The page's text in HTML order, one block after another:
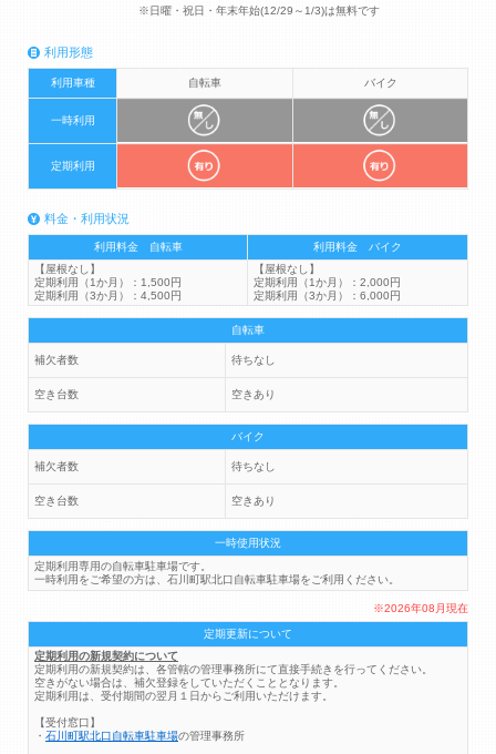
※日曜・祝日・年末年始(12/29～1/3)は無料です
利用形態
利用車種 自転車 バイク
一時利用
定期利用
料金・利用状況
利用料金 自転車
利用料金 バイク
【屋根なし】
定期利用（1か月）：1,500円
定期利用（3か月）：4,500円
【屋根なし】
定期利用（1か月）：2,000円
定期利用（3か月）：6,000円
自転車
補欠者数 待ちなし
空き台数 空きあり
バイク
補欠者数 待ちなし
空き台数 空きあり
一時使用状況
定期利用専用の自転車駐車場です。
一時利用をご希望の方は、石川町駅北口自転車駐車場をご利用ください。
※2026年08月現在
定期更新について
定期利用の新規契約について
定期利用の新規契約は、各管轄の管理事務所にて直接手続きを行ってください。
空きがない場合は、補欠登録をしていただくこととなります。
定期利用は、受付期間の翌月１日からご利用いただけます。
【受付窓口】
・ 石川町駅北口自転車駐車場の管理事務所